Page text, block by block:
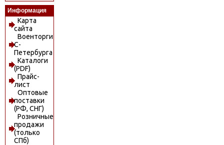
Информация
Карта
сайта
Военторги
С-
Петербурга
Каталоги
(PDF)
Прайс-
лист
Оптовые
поставки
(РФ, СНГ)
Розничные
продажи
(только
СПб)